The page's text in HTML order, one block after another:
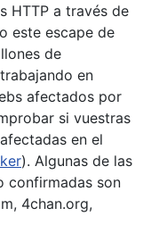
HTTP a través de
este escape de
de
en
afectados por
si vuestras
en el
). Algunas de las
confirmadas son
4chan.org,